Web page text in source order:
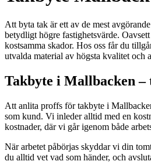
Att byta tak är ett av de mest
betydligt högre fastighetsvärde.
kostsamma skador. Hos oss får du
utvalda material av högsta kvalitet och
Takbyte i Mallbacken
Att anlita proffs för takbyte i
som kund. Vi inleder alltid med en
kostnader, där vi går igenom både
När arbetet påbörjas skyddar vi din
du alltid vet vad som händer, och